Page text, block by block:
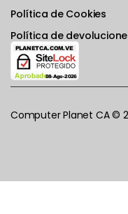
Política de Cookies
Política de
Computer Planet CA ©